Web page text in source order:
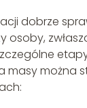
dobrze
osoby,
masy można